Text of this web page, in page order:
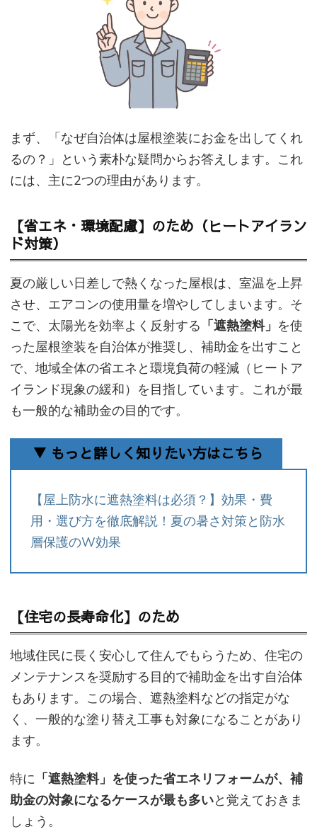
まず、「なぜ自治体は屋根塗装にお金を出してくれ
るの？」という素朴な疑問からお答えします。これ
には、主に2つの理由があります。
【省エネ・環境配慮】のため（ヒートアイラン
ド対策）
夏の厳しい日差しで熱くなった屋根は、室温を上昇
させ、エアコンの使用量を増やしてしまいます。そ
こで、太陽光を効率よく反射する 「遮熱塗料」 を使
った屋根塗装を自治体が推奨し、補助金を出すこと
で、地域全体の省エネと環境負荷の軽減（ヒートア
イランド現象の緩和）を目指しています。これが最
も一般的な補助金の目的です。
▼ もっと詳しく知りたい方はこちら
【屋上防水に遮熱塗料は必須？】効果・費
用・選び方を徹底解説！夏の暑さ対策と防水
層保護のW効果
【住宅の長寿命化】のため
地域住民に長く安心して住んでもらうため、住宅の
メンテナンスを奨励する目的で補助金を出す自治体
もあります。この場合、遮熱塗料などの指定がな
く、一般的な塗り替え工事も対象になることがあり
ます。
特に 「遮熱塗料」を使った省エネリフォームが、補
助金の対象になるケースが最も多いと覚えておきま
しょう。